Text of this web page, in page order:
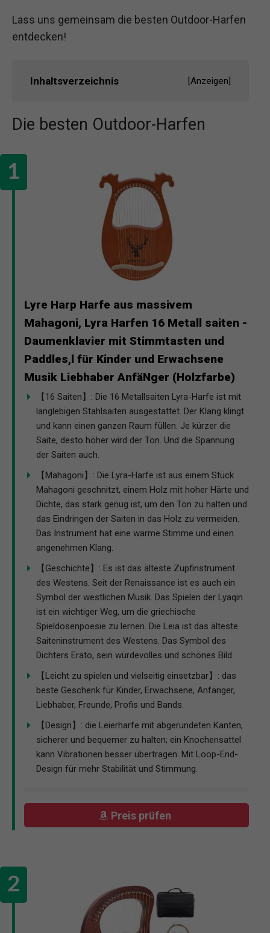
Lass uns gemeinsam die besten Outdoor-Harfen
entdecken!
Inhaltsverzeichnis [Anzeigen]
Die besten Outdoor-Harfen
Lyre Harp Harfe aus massivem
Mahagoni, Lyra Harfen 16 Metall saiten -
Daumenklavier mit Stimmtasten und
Paddles,l für Kinder und Erwachsene
Musik Liebhaber AnfäNger (Holzfarbe)
【16 Saiten】: Die 16 Metallsaiten Lyra-Harfe ist mit
langlebigen Stahlsaiten ausgestattet. Der Klang klingt
und kann einen ganzen Raum füllen. Je kürzer die
Saite, desto höher wird der Ton. Und die Spannung
der Saiten auch.
【Mahagoni】: Die Lyra-Harfe ist aus einem Stück
Mahagoni geschnitzt, einem Holz mit hoher Härte und
Dichte, das stark genug ist, um den Ton zu halten und
das Eindringen der Saiten in das Holz zu vermeiden.
Das Instrument hat eine warme Stimme und einen
angenehmen Klang.
【Geschichte】: Es ist das älteste Zupfinstrument
des Westens. Seit der Renaissance ist es auch ein
Symbol der westlichen Musik. Das Spielen der Lyaqin
ist ein wichtiger Weg, um die griechische
Spieldosenpoesie zu lernen. Die Leia ist das älteste
Saiteninstrument des Westens. Das Symbol des
Dichters Erato, sein würdevolles und schönes Bild.
【Leicht zu spielen und vielseitig einsetzbar】: das
beste Geschenk für Kinder, Erwachsene, Anfänger,
Liebhaber, Freunde, Profis und Bands.
【Design】: die Leierharfe mit abgerundeten Kanten,
sicherer und bequemer zu halten; ein Knochensattel
kann Vibrationen besser übertragen. Mit Loop-End-
Design für mehr Stabilität und Stimmung.
Preis prüfen